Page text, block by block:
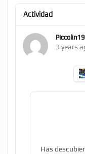
Actividad
3 years
Has